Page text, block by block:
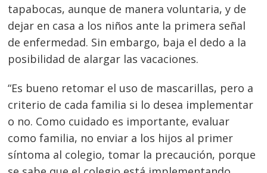
tapabocas, aunque de manera voluntaria, y de
dejar en casa a los niños ante la primera señal
de enfermedad. Sin embargo, baja el dedo a la
posibilidad de alargar las vacaciones.
“Es bueno retomar el uso de mascarillas, pero a
criterio de cada familia si lo desea implementar
o no. Como cuidado es importante, evaluar
como familia, no enviar a los hijos al primer
síntoma al colegio, tomar la precaución, porque